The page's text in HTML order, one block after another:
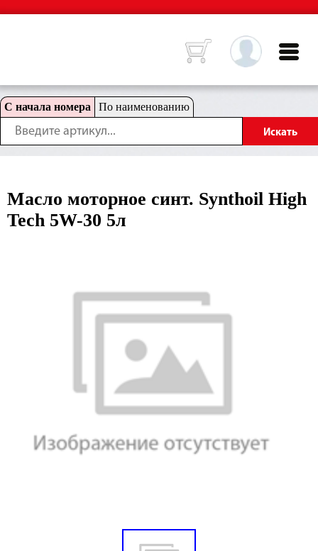
С начала номера По наименованию
Масло моторное синт. Synthoil High
Tech 5W-30 5л